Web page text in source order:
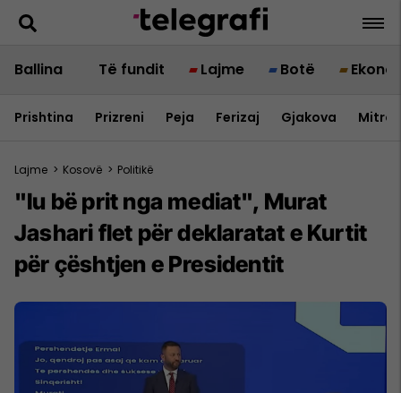
Ballina Të fundit Lajme Botë
Prishtina Prizreni Peja Ferizaj Gjakova
Lajme > Kosovë > Politikë
"Iu bë prit nga mediat", Murat
Jashari flet për deklaratat e Kurtit
për çështjen e Presidentit